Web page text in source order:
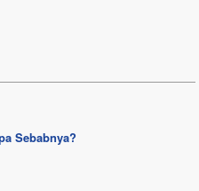
Sebabnya?